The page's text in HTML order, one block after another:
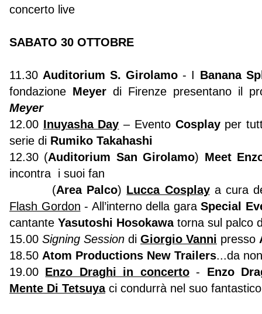
concerto live
SABATO 30 OTTOBRE
11.30 Auditorium S. Girolamo - I Banana
fondazione Meyer di Firenze presentano il
Meyer
12.00 Inuyasha Day – Evento Cosplayper
serie di Rumiko Takahashi
12.30 (Auditorium San Girolamo) Meet
incontra i suoi fan
(Area Palco) Lucca Cosplaya cura
Flash Gordon - All’interno della garaSpecial
cantante Yasutoshi Hosokawatorna sul palco
15.00 Signing Session di Giorgio Vanni presso
18.50 Atom Productions New Trailers...da
19.00 Enzo Draghi in concerto - Enzo
Mente Di Tetsuya ci condurrà nel suo